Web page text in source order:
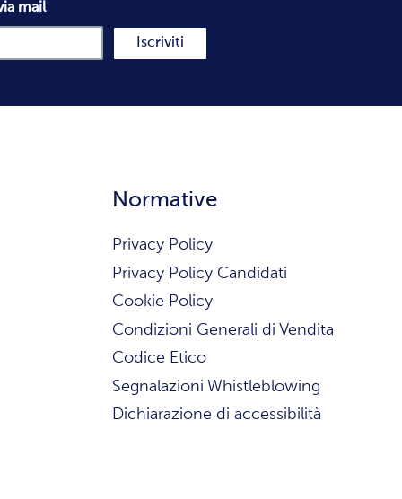
Normative
Privacy Policy
Privacy Policy Candidati
Cookie Policy
Condizioni Generali di Vendita
Codice Etico
Segnalazioni Whistleblowing
Dichiarazione di accessibilità
mail
Iscriviti